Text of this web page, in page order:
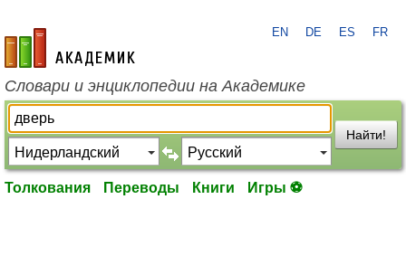
academic.ru
EN DE ES FR
Словари и энциклопедии на Академике
Найти!
Толкования Переводы Книги Игры ⚽